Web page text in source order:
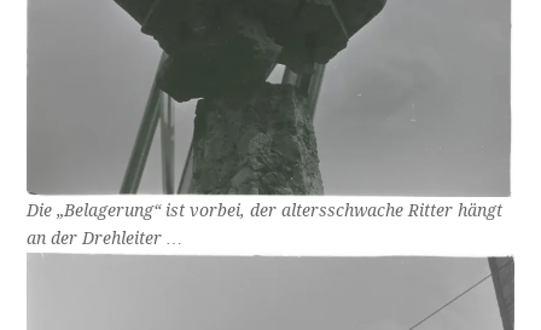
Die „Belagerung“ ist vorbei, der altersschwache Ritter hängt
an der Drehleiter …